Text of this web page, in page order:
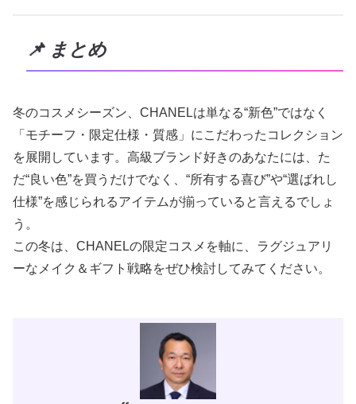
📌 まとめ
冬のコスメシーズン、CHANELは単なる“新色”ではなく
「モチーフ・限定仕様・質感」にこだわったコレクション
を展開しています。高級ブランド好きのあなたには、た
だ“良い色”を買うだけでなく、“所有する喜び”や“選ばれし
仕様”を感じられるアイテムが揃っていると言えるでしょ
う。
この冬は、CHANELの限定コスメを軸に、ラグジュアリ
ーなメイク＆ギフト戦略をぜひ検討してみてください。